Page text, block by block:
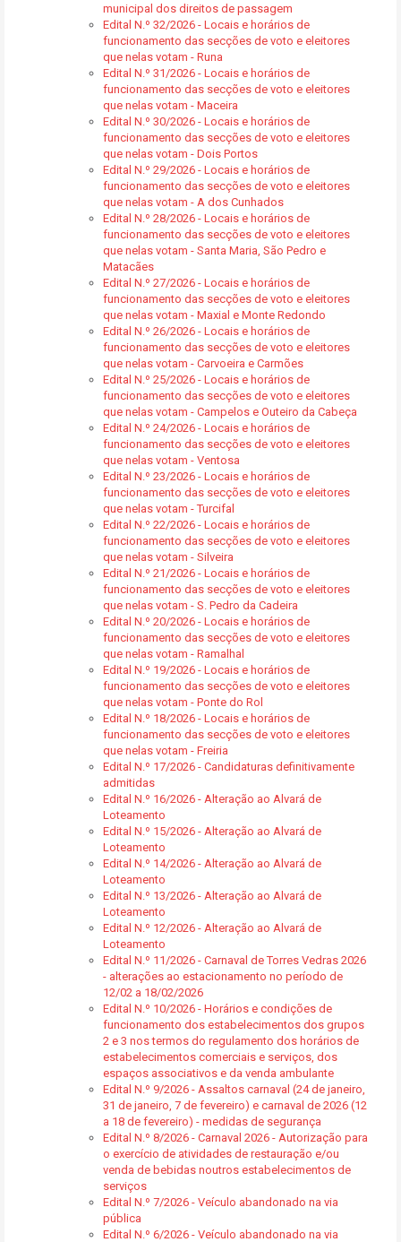
municipal dos direitos de passagem
Edital N.º 32/2026 - Locais e horários de
funcionamento das secções de voto e eleitores
que nelas votam - Runa
Edital N.º 31/2026 - Locais e horários de
funcionamento das secções de voto e eleitores
que nelas votam - Maceira
Edital N.º 30/2026 - Locais e horários de
funcionamento das secções de voto e eleitores
que nelas votam - Dois Portos
Edital N.º 29/2026 - Locais e horários de
funcionamento das secções de voto e eleitores
que nelas votam - A dos Cunhados
Edital N.º 28/2026 - Locais e horários de
funcionamento das secções de voto e eleitores
que nelas votam - Santa Maria, São Pedro e
Matacães
Edital N.º 27/2026 - Locais e horários de
funcionamento das secções de voto e eleitores
que nelas votam - Maxial e Monte Redondo
Edital N.º 26/2026 - Locais e horários de
funcionamento das secções de voto e eleitores
que nelas votam - Carvoeira e Carmões
Edital N.º 25/2026 - Locais e horários de
funcionamento das secções de voto e eleitores
que nelas votam - Campelos e Outeiro da Cabeça
Edital N.º 24/2026 - Locais e horários de
funcionamento das secções de voto e eleitores
que nelas votam - Ventosa
Edital N.º 23/2026 - Locais e horários de
funcionamento das secções de voto e eleitores
que nelas votam - Turcifal
Edital N.º 22/2026 - Locais e horários de
funcionamento das secções de voto e eleitores
que nelas votam - Silveira
Edital N.º 21/2026 - Locais e horários de
funcionamento das secções de voto e eleitores
que nelas votam - S. Pedro da Cadeira
Edital N.º 20/2026 - Locais e horários de
funcionamento das secções de voto e eleitores
que nelas votam - Ramalhal
Edital N.º 19/2026 - Locais e horários de
funcionamento das secções de voto e eleitores
que nelas votam - Ponte do Rol
Edital N.º 18/2026 - Locais e horários de
funcionamento das secções de voto e eleitores
que nelas votam - Freiria
Edital N.º 17/2026 - Candidaturas definitivamente
admitidas
Edital N.º 16/2026 - Alteração ao Alvará de
Loteamento
Edital N.º 15/2026 - Alteração ao Alvará de
Loteamento
Edital N.º 14/2026 - Alteração ao Alvará de
Loteamento
Edital N.º 13/2026 - Alteração ao Alvará de
Loteamento
Edital N.º 12/2026 - Alteração ao Alvará de
Loteamento
Edital N.º 11/2026 - Carnaval de Torres Vedras 2026
- alterações ao estacionamento no período de
12/02 a 18/02/2026
Edital N.º 10/2026 - Horários e condições de
funcionamento dos estabelecimentos dos grupos
2 e 3 nos termos do regulamento dos horários de
estabelecimentos comerciais e serviços, dos
espaços associativos e da venda ambulante
Edital N.º 9/2026 - Assaltos carnaval (24 de janeiro,
31 de janeiro, 7 de fevereiro) e carnaval de 2026 (12
a 18 de fevereiro) - medidas de segurança
Edital N.º 8/2026 - Carnaval 2026 - Autorização para
o exercício de atividades de restauração e/ou
venda de bebidas noutros estabelecimentos de
serviços
Edital N.º 7/2026 - Veículo abandonado na via
pública
Edital N.º 6/2026 - Veículo abandonado na via